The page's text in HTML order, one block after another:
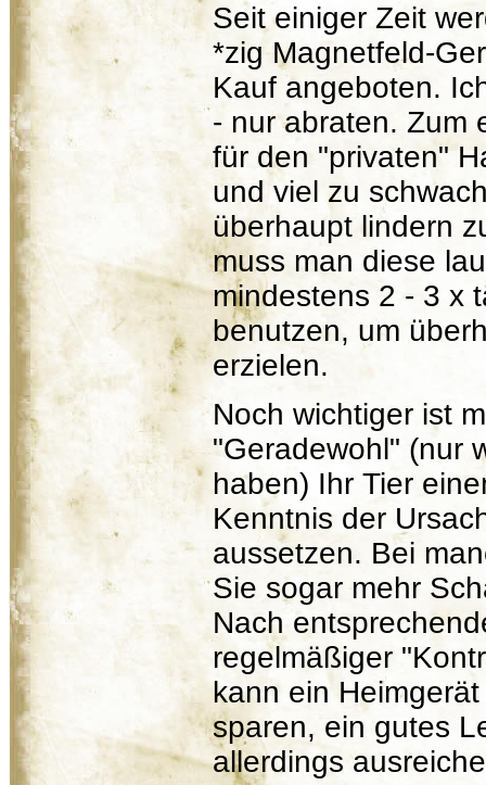
Seit einiger Zeit
*zig Magnetfeld-
Kauf angeboten.
- nur abraten. Zum
für den "privaten"
und viel zu
überhaupt lindern
muss man diese
mindestens 2 - 3 x
benutzen, um
erzielen.
Noch wichtiger ist
"Geradewohl" (nur
haben) Ihr Tier
Kenntnis der
aussetzen. Bei
Sie sogar mehr
Nach
regelmäßiger
kann ein
sparen, ein gutes
allerdings